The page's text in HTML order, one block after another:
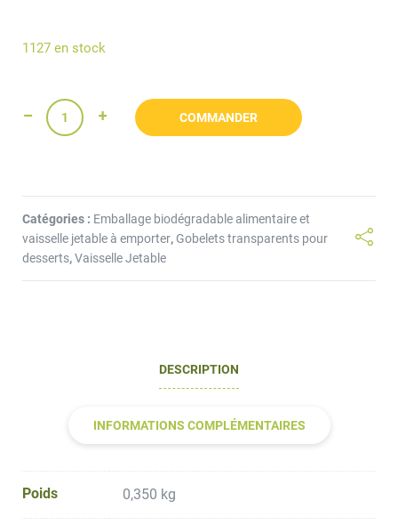
1127 en stock
COMMANDER
Catégories : Emballage biodégradable alimentaire et
vaisselle jetable à emporter, Gobelets transparents pour
desserts,Vaisselle Jetable
DESCRIPTION
INFORMATIONS COMPLÉMENTAIRES
Poids 0,350 kg